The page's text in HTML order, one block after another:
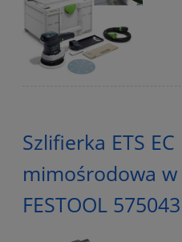
Szlifierka ETS
mimośrodowa
FESTOOL 575043